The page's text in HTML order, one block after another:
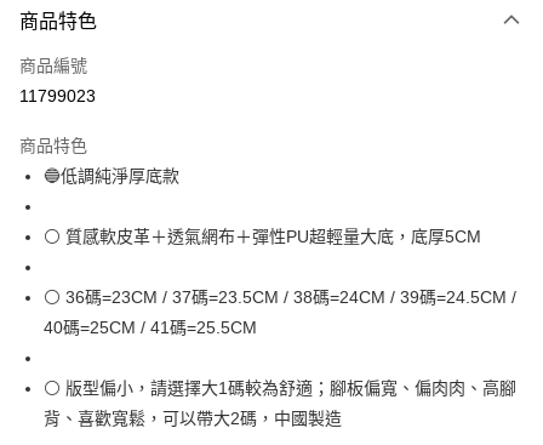
信用卡一次付款
超商取貨付款
Apple Pay
街口支付
全盈+PAY
相關說明
【關於「AFTEE先享後付」】
AFTEE先享後付是「在收到商品之後才付款」的支付方式。 讓您購物簡單
ATM付款
商品特色
商品編號
11799023
商品特色
🔵低調純淨厚底款
⚪ 質感軟皮革＋透氣網布＋彈性PU超輕量大底，底厚5CM
⚪ 36碼=23CM / 37碼=23.5CM / 38碼=24CM / 39碼=24.5CM /
40碼=25CM / 41碼=25.5CM
⚪ 版型偏小，請選擇大1碼較為舒適；腳板偏寬、偏肉肉、高腳
背、喜歡寬鬆，可以帶大2碼，中國製造